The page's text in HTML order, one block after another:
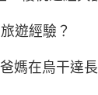
遊經驗？
媽在烏干達